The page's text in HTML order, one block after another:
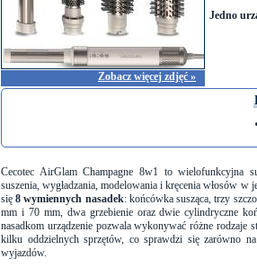
Zobacz więcej zdjęć »
Jedno
Cecotec AirGlam Champagne 8w1 to wielofunkcyjna
suszenia, wygładzania, modelowania i kręcenia włosów w
się8 wymiennych nasadek: końcówka susząca, trzy
mm i 70 mm, dwa grzebienie oraz dwie cylindryczne
nasadkom urządzenie pozwala wykonywać różne rodzaje
kilku oddzielnych sprzętów, co sprawdzi się zarówno
wyjazdów.